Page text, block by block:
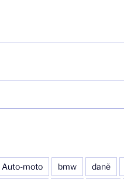
Auto-moto bmw daně